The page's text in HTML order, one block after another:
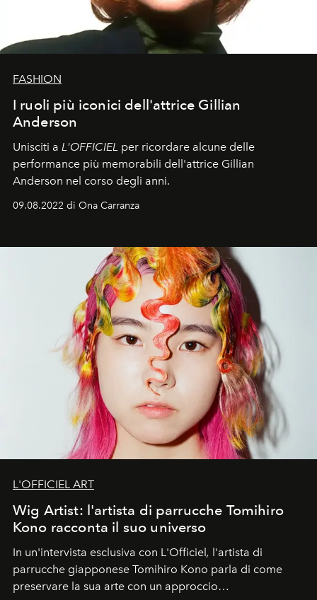
FASHION
I ruoli più iconici dell'attrice Gillian
Anderson
Unisciti a L'OFFICIEL per ricordare alcune delle
performance più memorabili dell'attrice Gillian
Anderson nel corso degli anni.
09.08.2022 di Ona Carranza
L'OFFICIEL ART
Wig Artist: l'artista di parrucche Tomihiro
Kono racconta il suo universo
In un'intervista esclusiva con L'Officiel, l'artista di
parrucche giapponese Tomihiro Kono parla di come
preservare la sua arte con un approccio